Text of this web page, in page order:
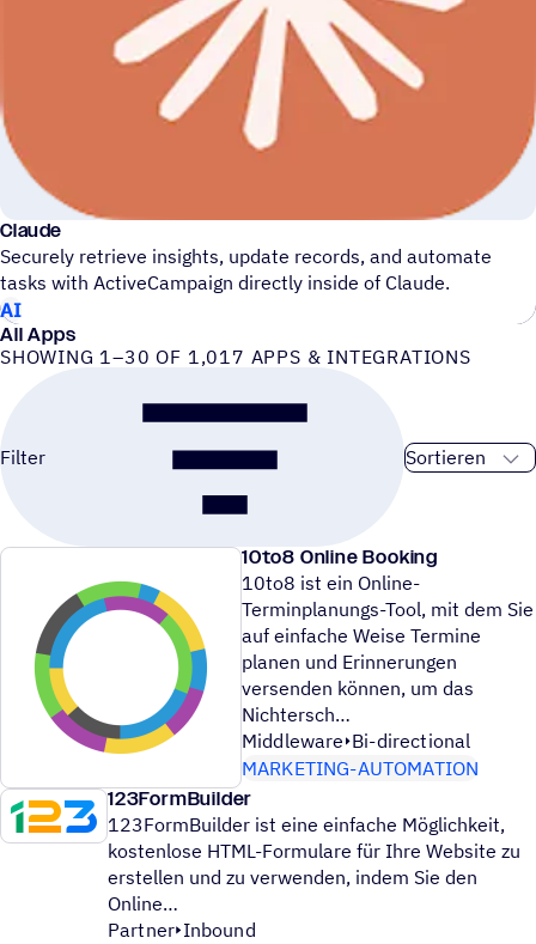
Claude
Secu­rely retrieve insights, update records, and auto­mate
tasks with ActiveCampaign directly inside of Claude.
AI
All Apps
SHOWING 1–30 OF 1,017 APPS & INTEGRATIONS
Filter
10to8 Online Booking
10to8 ist ein Online-
Terminplanungs-Tool, mit dem Sie
auf einfache Weise Termine
planen und Erinnerungen
versenden können, um das
Nichtersch
Middleware Bi-directional
MARKETING-AUTOMATION
123FormBuilder
123FormBuilder ist eine einfache Möglichkeit,
kostenlose HTML-Formulare für Ihre Website zu
erstellen und zu verwenden, indem Sie den
Online
Partner Inbound